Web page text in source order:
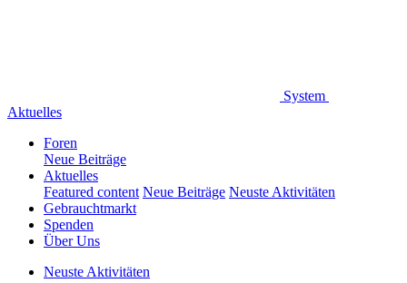
System
Aktuelles
Foren
Neue Beiträge
Aktuelles
Featured content Neue Beiträge Neuste Aktivitäten
Gebrauchtmarkt
Spenden
Über Uns
Neuste Aktivitäten